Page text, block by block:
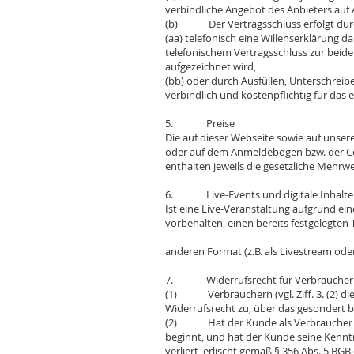
verbindliche Angebot des Anbieters
(b) Der Vertragsschluss erfolgt durch
(aa) telefonisch eine Willenserklärung
telefonischem Vertragsschluss zur
aufgezeichnet wird,
(bb) oder durch Ausfüllen,
verbindlich und kostenpflichtig für das
5. Preise
Die auf dieser Webseite sowie auf
oder auf dem Anmeldebogen bzw. der
enthalten jeweils die gesetzliche
6. Live-Events und digitale Inhalte
Ist eine Live-Veranstaltung aufgrund
vorbehalten, einen bereits festgelegten
anderen Format (z.B. als Livestream
7. Widerrufsrecht für Verbraucher
(1) Verbrauchern (vgl. Ziff. 3. (2)
Widerrufsrecht zu, über das gesondert
(2) Hat der Kunde als Verbraucher
beginnt, und hat der Kunde seine
verliert, erlischt gemäß § 356 Abs. 5